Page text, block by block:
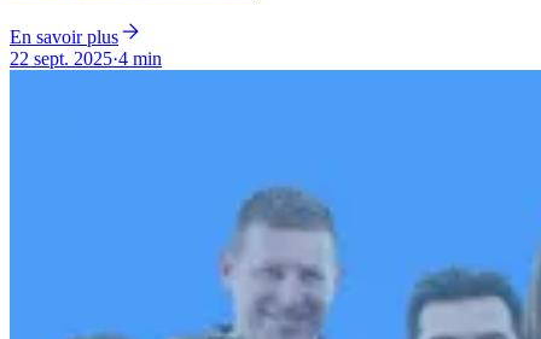
En savoir plus
22 sept. 2025·4 min